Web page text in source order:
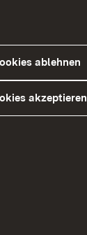
ablehnen
akzeptieren